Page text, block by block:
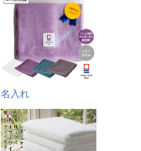
名入れ